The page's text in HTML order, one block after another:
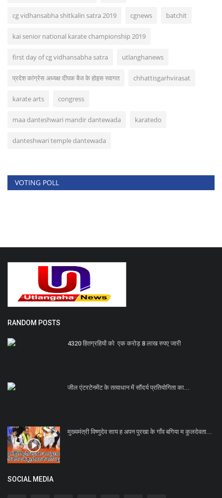
cg vidhansabha shitkalin satra 2019 cgnews batchit
kai senior national karate championship 2019
first day of cg vidhansabha satra utlanghanews
प्रदेश कांग्रेस अध्यक्ष दीपक बैज के होइस स्वागत chhattisgarhvirasat
karate arts congress
maa danteshwari mandir dantewada karatedo
danteshwari temple dantewada
VOTING POLL
RANDOM POSTS
4320 हितग्रहियों को एक करोड़ 8 लाख रुपए जारी
जील एंटरटेनमेंट के तत्वाधान में सौंदर्य प्रतियोगिता का...
मुख्यमंत्री विष्णुदेव साय ह अपन पुरखा के गाँव बगिया म कुलदेवता...
SOCIAL MEDIA